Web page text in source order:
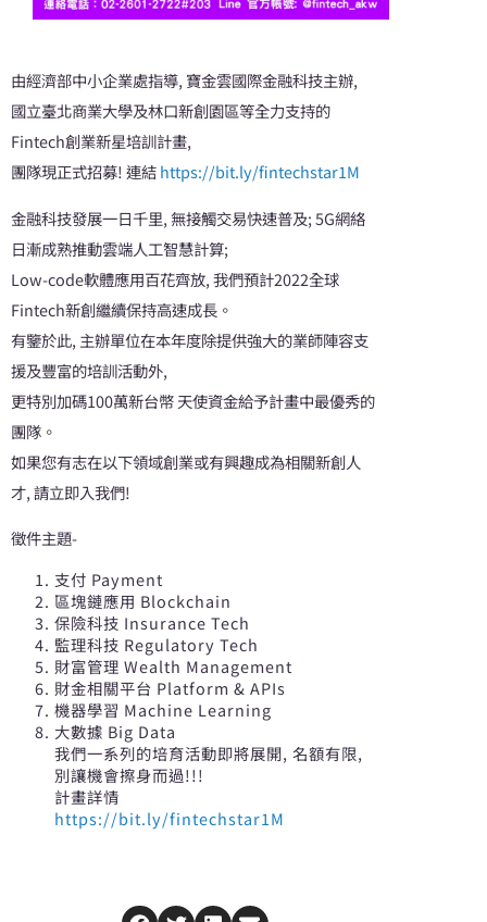
由經濟部中小企業處指導, 寶金雲國際金融科技主辦,
國立臺北商業大學及林口新創園區等全力支持的
Fintech創業新星培訓計畫,
團隊現正式招募! 連結https://bit.ly/fintechstar1M
金融科技發展一日千里, 無接觸交易快速普及; 5G網絡
日漸成熟推動雲端人工智慧計算;
Low-code軟體應用百花齊放, 我們預計2022全球
Fintech新創繼續保持高速成長。
有鑒於此, 主辦單位在本年度除提供強大的業師陣容支
援及豐富的培訓活動外,
更特別加碼100萬新台幣 天使資金給予計畫中最優秀的
團隊。
如果您有志在以下領域創業或有興趣成為相關新創人
才, 請立即入我們!
徵件主題-
支付 Payment
區塊鏈應用 Blockchain
保險科技 Insurance Tech
監理科技 Regulatory Tech
財富管理 Wealth Management
財金相關平台 Platform & APIs
機器學習 Machine Learning
大數據 Big Data
我們一系列的培育活動即將展開, 名額有限,
別讓機會擦身而過!!!
計畫詳情
https://bit.ly/fintechstar1M